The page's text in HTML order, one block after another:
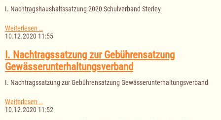
I. Nachtragshaushaltssatzung 2020 Schulverband Sterley
Weiterlesen …I.
Nachtragshaushaltssatzung
Schulverband
Sterley
10.12.2020 11:55
I. Nachtragssatzung zur Gebührensatzung
Gewässerunterhaltungsverband
I. Nachtragssatzung zur Gebührensatzung Gewässerunterhaltungsverband
Weiterlesen …
Nachtragssatzung
10.12.2020 11:52